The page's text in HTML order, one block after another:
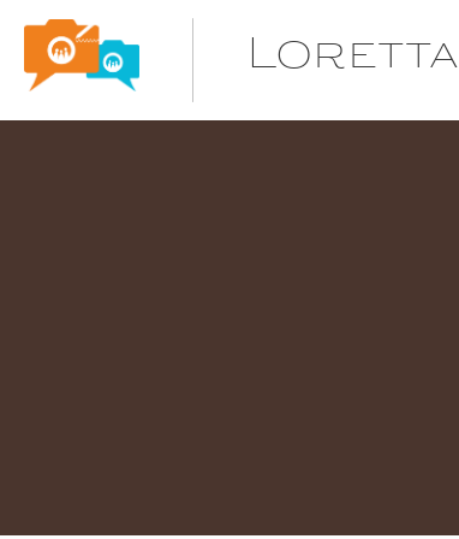
Loretta